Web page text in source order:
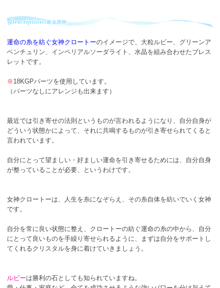
運命の糸を紡ぐ女神クロートーのイメージで、大粒ルビー、グリーンア
ベンチュリン、インペリアルソーダライト、水晶を組み合わせたブレス
レットです。
※ 18KGPパーツを使用しています。
（パーツなしにアレンジも出来ます）
最近では引き寄せの法則というものが言われるようになり、自分自身が
どういう状態かによって、それに共鳴するものが引き寄せられてくると
言われています。
自分にとって望ましい・好ましい運命を引き寄せるためには、自分自身
が整っていることが必要、というわけです。
女神クロートーは、人生を糸になぞらえ、その糸自体を紡いでいく女神
です。
自分を常に良い状態に整え、クロートーの紡ぐ運命の糸の中から、自分
にとって良いものを手繰り寄せられるように、まずは自分をサポートし
てくれるクリスタルを身に着けていきましょう。
ルビーは勝利の石としても知られていますね。